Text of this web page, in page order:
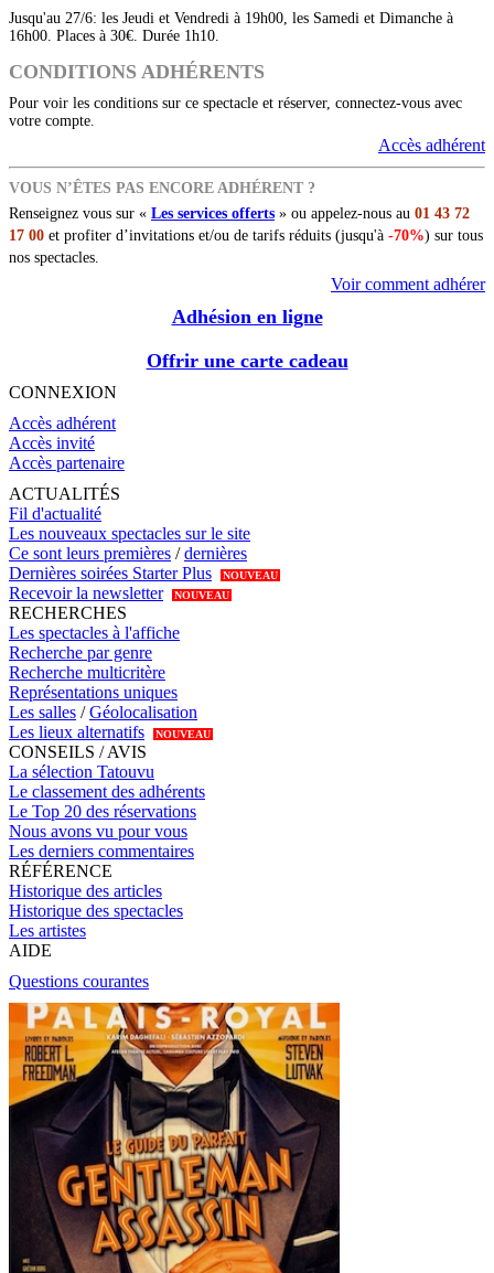
Jusqu'au 27/6: les Jeudi et Vendredi à 19h00, les Samedi et Dimanche à
16h00. Places à 30€. Durée 1h10.
CONDITIONS ADHÉRENTS
Pour voir les conditions sur ce spectacle et réserver, connectez-vous avec
votre compte.
Accès adhérent
VOUS N’ÊTES PAS ENCORE ADHÉRENT ?
Renseignez vous sur « Les services offerts » ou appelez-nous au 01 43 72
17 00 et profiter d’invitations et/ou de tarifs réduits (jusqu'à -70%) sur tous
nos spectacles.
Voir comment adhérer
Adhésion en ligne
Offrir une carte cadeau
CONNEXION
Accès adhérent
Accès invité
Accès partenaire
ACTUALITÉS
Fil d'actualité
Les nouveaux spectacles sur le site
Ce sont leurs premières /dernières
Dernières soirées Starter Plus
NOUVEAU
Recevoir la newsletter NOUVEAU
RECHERCHES
Les spectacles à l'affiche
Recherche par genre
Recherche multicritère
Représentations uniques
Les salles /Géolocalisation
Les lieux alternatifs
NOUVEAU
CONSEILS / AVIS
La sélection Tatouvu
Le classement des adhérents
Le Top 20 des réservations
Nous avons vu pour vous
Les derniers commentaires
RÉFÉRENCE
Historique des articles
Historique des spectacles
Les artistes
AIDE
Questions courantes